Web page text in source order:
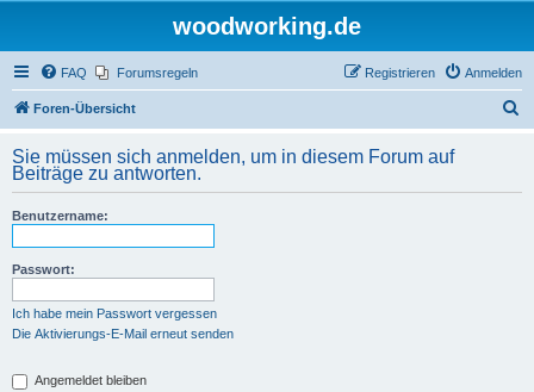
woodworking.de
FAQ Forumsregeln Anmelden
Registrieren
Foren-Übersicht
h
Sie müssen sich anmelden, um in diesem Forum auf
Beiträge zu antworten.
Benutzername:
Passwort:
Ich habe mein Passwort vergessen
Die Aktivierungs-E-Mail erneut senden
Angemeldet bleiben